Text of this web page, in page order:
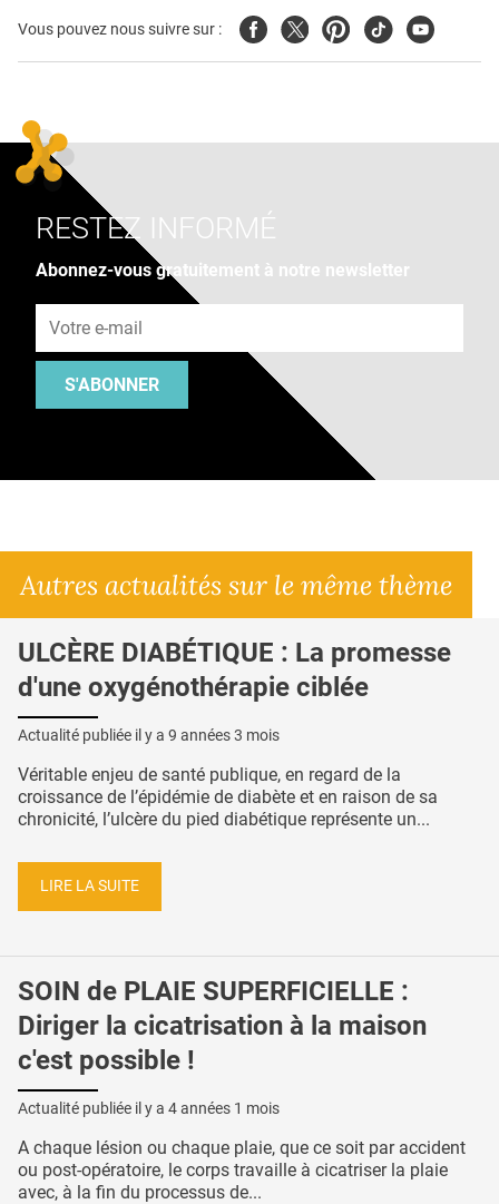
Vous pouvez nous suivre sur : FacebookTwitterPinterest
TiktokYoutube
RESTEZ INFORMÉ
Abonnez-vous gratuitement à notre newsletter
S'ABONNER
Autres actualités sur le même thème
ULCÈRE DIABÉTIQUE : La promesse
d'une oxygénothérapie ciblée
Actualité publiée il y a 9 années 3 mois
Véritable enjeu de santé publique, en regard de la
croissance de l’épidémie de diabète et en raison de sa
chronicité, l’ulcère du pied diabétique représente un...
LIRE LA SUITE
SOIN de PLAIE SUPERFICIELLE :
Diriger la cicatrisation à la maison
c'est possible !
Actualité publiée il y a 4 années 1 mois
A chaque lésion ou chaque plaie, que ce soit par accident
ou post-opératoire, le corps travaille à cicatriser la plaie
avec, à la fin du processus de...